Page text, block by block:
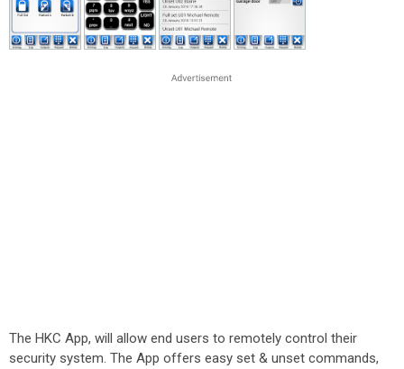
The HKC App, will allow end users to remotely control their
security system. The App offers easy set & unset commands,